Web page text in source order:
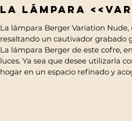
La lámpara
La lámpara Berger Variation
resaltando un cautivador grabado
La lámpara Berger de este cofre,
luces. Ya sea que desee utilizarla
hogar en un espacio refinado y